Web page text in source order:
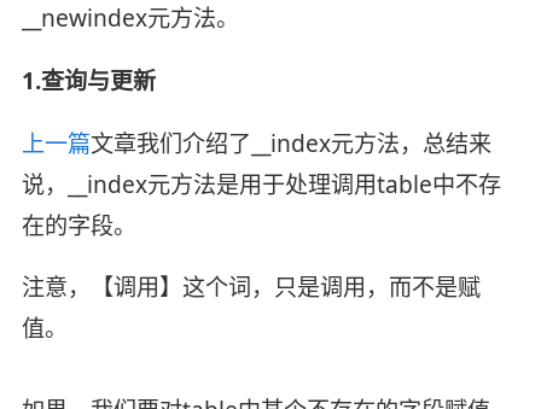
__newindex元方法。
1.查询与更新
上一篇文章我们介绍了__index元方法，总结来
说，__index元方法是用于处理调用table中不存
在的字段。
注意，【调用】这个词，只是调用，而不是赋
值。